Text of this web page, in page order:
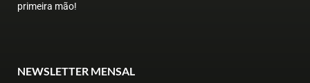
primeira mão!
NEWSLETTER MENSAL